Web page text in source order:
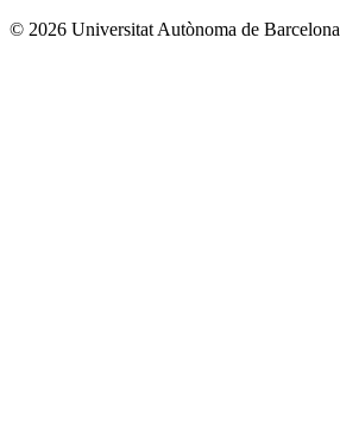
© 2026 Universitat Autònoma de Barcelona